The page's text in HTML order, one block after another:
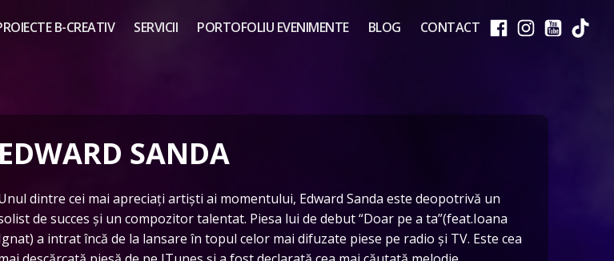
B-CREATIV SERVICII PORTOFOLIU EVENIMENTE BLOG CONTACT
EDWARD SANDA
dintre cei mai apreciați artiști ai momentului, Edward Sanda este deopotrivă un
de succes și un compozitor talentat. Piesa lui de debut “Doar pe a ta”(feat.Ioana
a intrat încă de la lansare în topul celor mai difuzate piese pe radio și TV. Este cea